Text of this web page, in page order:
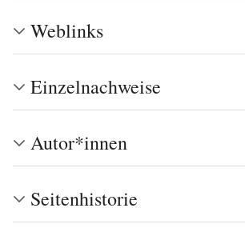
Weblinks
Einzelnachweise
Autor*innen
Seitenhistorie